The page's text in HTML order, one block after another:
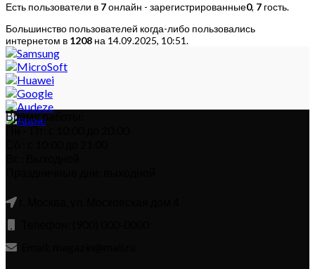
Есть пользователи в 7онлайн - зарегистрированные0, 7 гость.
Большинство пользователей когда-либо пользовались
интернетом в 1208 на 14.09.2025, 10:51.
Время работы:
Пн – Пт: с 10:00 до 20:00